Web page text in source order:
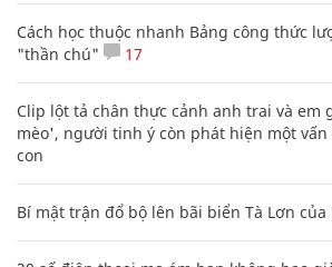
Cách học thuộc nhanh Bảng công thức
"thần chú"
17
Clip lột tả chân thực cảnh anh trai và em
mèo', người tinh ý còn phát hiện một
con
Bí mật trận đổ bộ lên bãi biển Tà Lơn của